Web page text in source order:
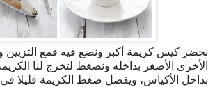
نحضر كيس كريمة أكبر ونضع فيه قمع التزيين
الأخرى الأصغر بداخله ونضغط لتخرج لنا
بداخل الأكياس، ويفضل ضغط الكريمة قليلا